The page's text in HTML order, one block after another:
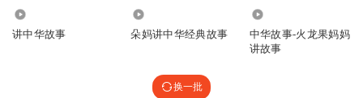
讲中华故事 朵妈讲中华经典故事
中华故事-火龙果妈妈
讲故事
换一批